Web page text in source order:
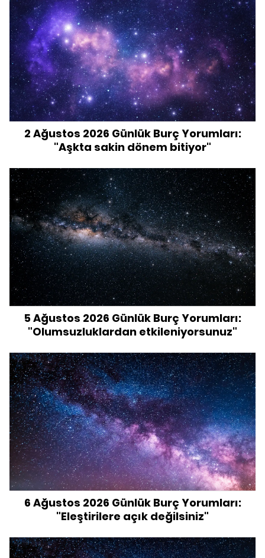
2 Ağustos 2026 Günlük Burç Yorumları:
"Aşkta sakin dönem bitiyor"
5 Ağustos 2026 Günlük Burç Yorumları:
"Olumsuzluklardan etkileniyorsunuz"
6 Ağustos 2026 Günlük Burç Yorumları:
"Eleştirilere açık değilsiniz"